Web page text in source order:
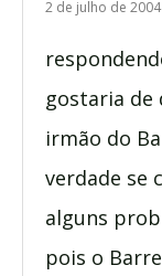
2 de julho de 2004
gostaria de
irmão do
verdade se
alguns
pois o